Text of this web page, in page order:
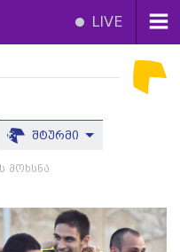
LIVE
შტურმი
მოხსნა